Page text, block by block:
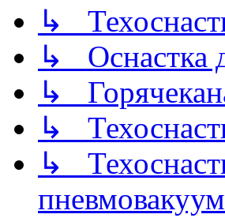
↳
↳ Оснастка
↳
↳
↳